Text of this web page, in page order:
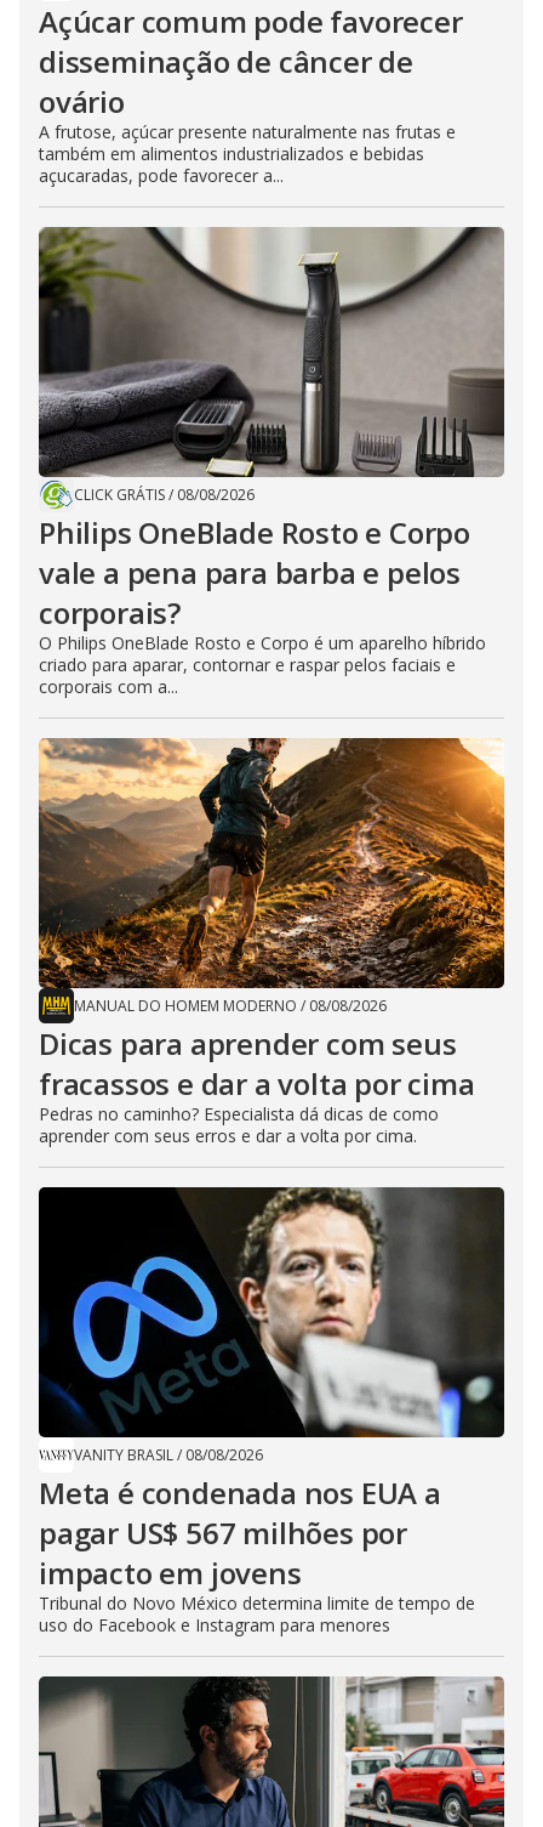
Açúcar comum pode favorecer
disseminação de câncer de
ovário
A frutose, açúcar presente naturalmente nas frutas e
também em alimentos industrializados e bebidas
açucaradas, pode favorecer a...
CLICK GRÁTIS/ 08/08/2026
Philips OneBlade Rosto e Corpo
vale a pena para barba e pelos
corporais?
O Philips OneBlade Rosto e Corpo é um aparelho híbrido
criado para aparar, contornar e raspar pelos faciais e
corporais com a...
MANUAL DO HOMEM MODERNO / 08/08/2026
Dicas para aprender com seus
fracassos e dar a volta por cima
Pedras no caminho? Especialista dá dicas de como
aprender com seus erros e dar a volta por cima.
VANITY BRASIL/ 08/08/2026
Meta é condenada nos EUA a
pagar US$ 567 milhões por
impacto em jovens
Tribunal do Novo México determina limite de tempo de
uso do Facebook e Instagram para menores